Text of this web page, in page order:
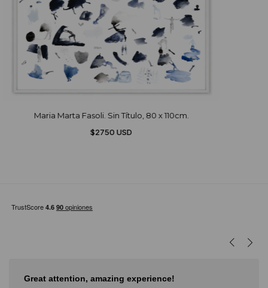
Maria Marta Fasoli. Sin Título, 80 x 110cm.
$2750 USD
Great attention, amazing experience!